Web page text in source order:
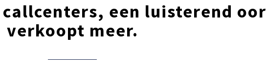
een luisterend oor
verkoopt meer.